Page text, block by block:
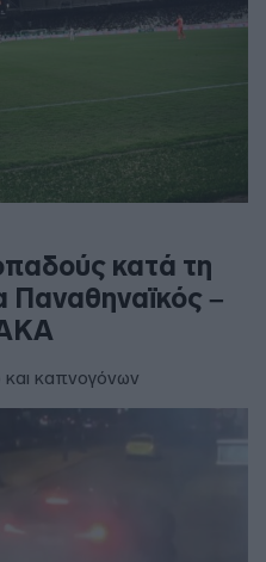
κατά τη
Παναθηναϊκός –
και καπνογόνων